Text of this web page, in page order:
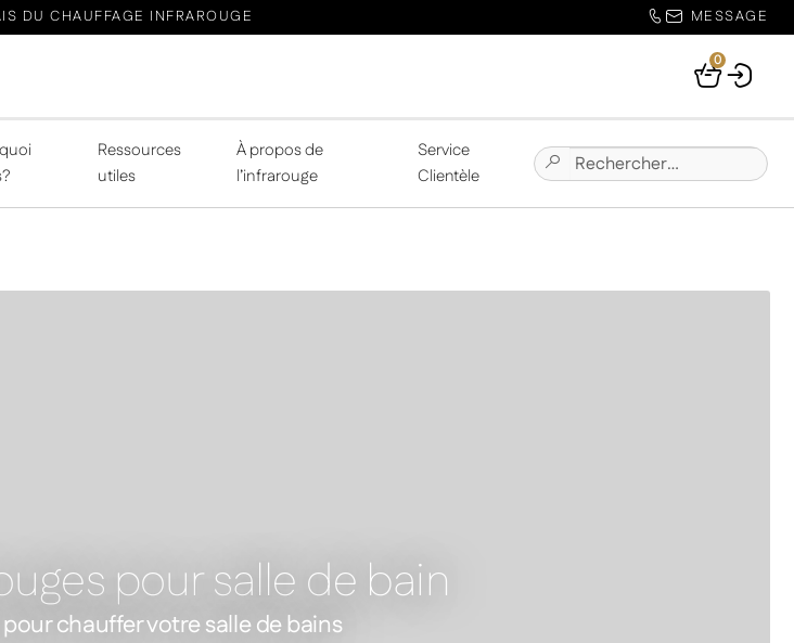
DU CHAUFFAGE INFRAROUGE MESSAGE
Your
0
Ressources
utiles
À propos de
l’infrarouge
Service
Clientèle
Submit
Chercher:
pour salle de bain
chauffer votre salle de bains